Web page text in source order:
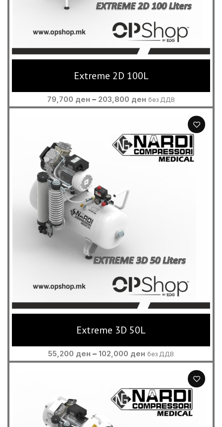
Extreme 2D 100L
79,700 ден – 203,800 ден Price
range:
203,800 ден
без ДДВ
Extreme 3D 50L
55,200 ден – 102,000 ден Price
range:
102,000 ден
без ДДВ